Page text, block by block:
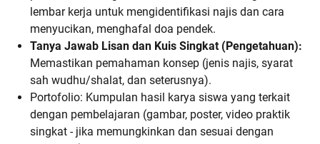
lembar kerja untuk mengidentifikasi najis dan cara
menyucikan, menghafal doa pendek.
Tanya Jawab Lisan dan Kuis Singkat (Pengetahuan):
Memastikan pemahaman konsep (jenis najis, syarat
sah wudhu/shalat, dan seterusnya).
Portofolio: Kumpulan hasil karya siswa yang terkait
dengan pembelajaran (gambar, poster, video praktik
singkat - jika memungkinkan dan sesuai dengan